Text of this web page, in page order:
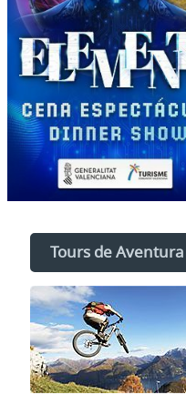
Tours de Aventura